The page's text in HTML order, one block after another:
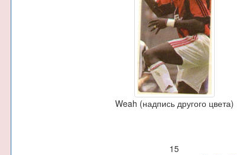
Weah (надпись другого цвета)
15